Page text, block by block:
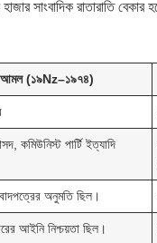
সাংবাদিক রাতারাতি বেকার
আমল (১৯Nz–১৯৭৪)
কমিউনিস্ট পার্টি ইত্যাদি
অনুমতি ছিল।
আইনি নিশ্চয়তা ছিল।